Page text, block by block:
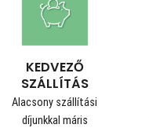
KEDVEZŐ
SZÁLLÍTÁS
Alacsony szállítási
díjunkkal máris